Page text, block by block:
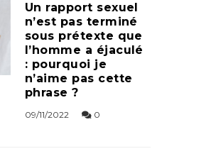
Un rapport sexuel
n’est pas terminé
sous prétexte que
l’homme a éjaculé
: pourquoi je
n’aime pas cette
phrase ?
09/11/2022 0